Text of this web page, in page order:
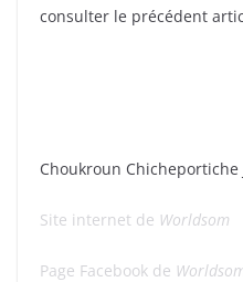
consulter le précédent
Choukroun Chicheportiche
Site internet de Worldsom
Page Facebook de